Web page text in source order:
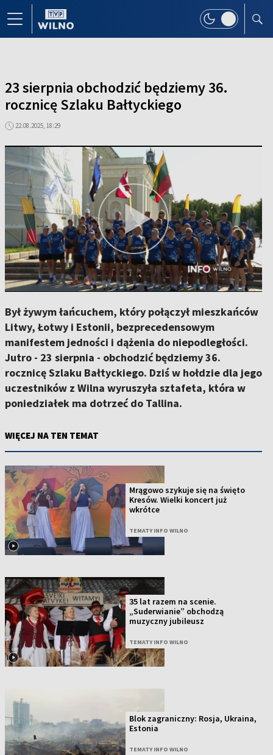
23 sierpnia obchodzić będziemy 36.
rocznicę Szlaku Bałtyckiego
22.08.2025, 18:29
Był żywym łańcuchem, który połączył mieszkańców
Litwy, Łotwy i Estonii, bezprecedensowym
manifestem jedności i dążenia do niepodległości.
Jutro - 23 sierpnia - obchodzić będziemy 36.
rocznicę Szlaku Bałtyckiego. Dziś w hołdzie dla jego
uczestników z Wilna wyruszyła sztafeta, która w
poniedziałek ma dotrzeć do Tallina.
WIĘCEJ NA TEN TEMAT
Mrągowo szykuje się na święto
Kresów. Wielki koncert już
wkrótce
TEMATY INFO WILNO
35 lat razem na scenie.
„Suderwianie” obchodzą
muzyczny jubileusz
TEMATY INFO WILNO
Blok zagraniczny: Rosja, Ukraina,
Estonia
TEMATY INFO WILNO